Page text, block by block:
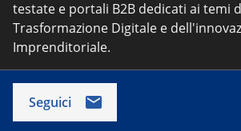
testate e portali B2B dedicati ai temi
Trasformazione Digitale e
Imprenditoriale.
Seguici